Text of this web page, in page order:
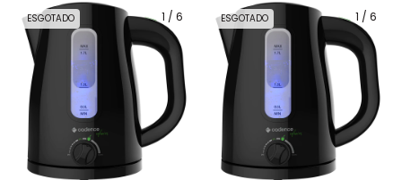
1 / 6
ESGOTADO 1 / 6
ESGOTADO